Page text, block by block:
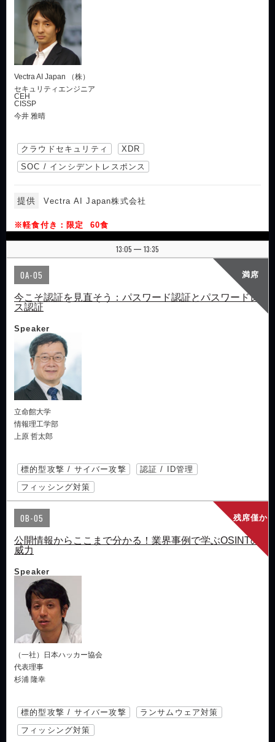
Vectra AI Japan （株）
セキュリティエンジニア
CEH
CISSP
今井 雅晴
クラウドセキュリティ
XDR
SOC / インシデントレスポンス
提供 Vectra AI Japan株式会社
※軽食付き：限定 60食
13:05 | 13:35
満席
OA-05
今こそ認証を見直そう：パスワード認証とパスワードレ
ス認証
Speaker
立命館大学
情報理工学部
上原 哲太郎
標的型攻撃 / サイバー攻撃
認証 / ID管理
フィッシング対策
残席僅か
OB-05
公開情報からここまで分かる！業界事例で学ぶOSINTの
威力
Speaker
（一社）日本ハッカー協会
代表理事
杉浦 隆幸
標的型攻撃 / サイバー攻撃
ランサムウェア対策
フィッシング対策